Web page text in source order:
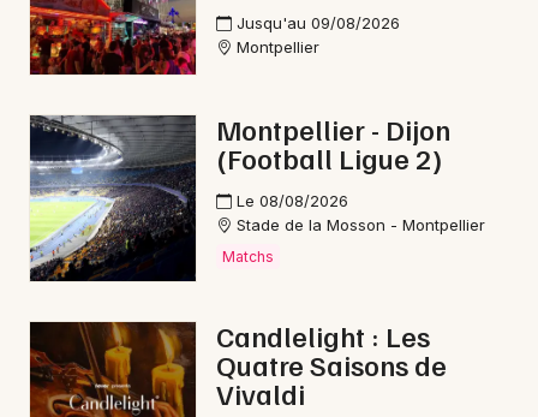
34 - Hérault
Choisir mes départements
Mon email
Je m'abonne
Jusqu'au 09/08/2026
Montpellier
Montpellier - Dijon
(Football Ligue 2)
Le 08/08/2026
Stade de la Mosson - Montpellier
Matchs
Candlelight : Les
Quatre Saisons de
Vivaldi